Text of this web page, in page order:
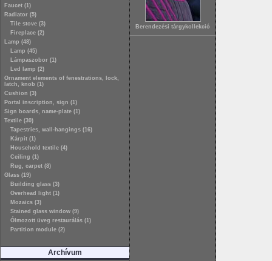
Faucet (1)
Radiator (5)
Tile stove (3)
Fireplace (2)
Lamp (48)
Lamp (45)
Lámpaszobor (1)
Led lamp (2)
Ornament elements of fenestrations, lock,
latch, knob (1)
Cushion (3)
Portal inscription, sign (1)
Sign boards, name-plate (1)
Textile (30)
Tapestries, wall-hangings (16)
Kárpit (1)
Household textile (4)
Ceiling (1)
Rug, carpet (8)
Glass (19)
Building glass (3)
Overhead light (1)
Mozaics (3)
Stained glass window (9)
Ólmozott üveg restaurálás (1)
Partition module (2)
Archívum
Berendezési tárgykollekció